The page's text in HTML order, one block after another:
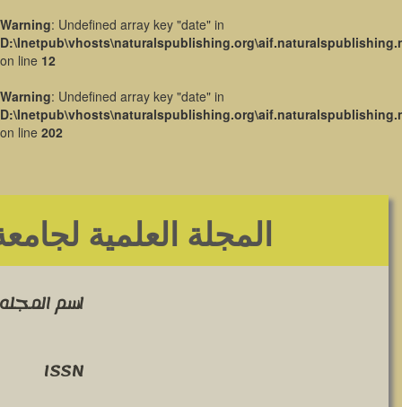
Warning: Undefined array key "date" in
on line 12
Warning: Undefined array key "date" in
on line 202
المجلة العلمية
اسم المجله
ISSN